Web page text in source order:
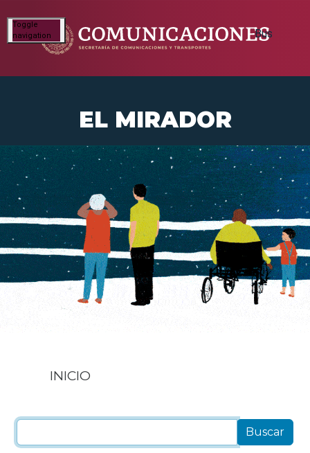
Toggle
navigation
EL MIRADOR
INICIO